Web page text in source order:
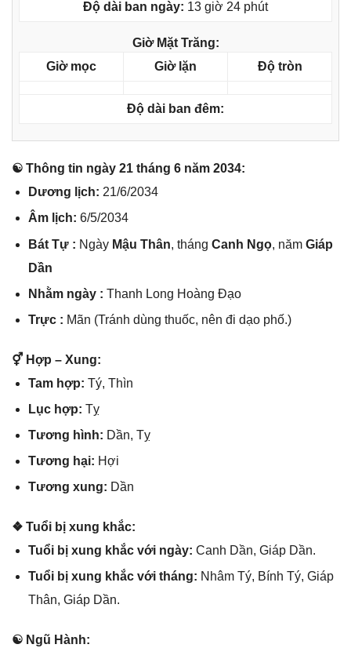
Độ dài ban ngày: 13 giờ 24 phút
Giờ Mặt Trăng:
Giờ mọc
Giờ lặn Độ tròn
Độ dài ban đêm:
☯ Thônɡ tin ngày 21 thánɡ 6 năm 2034:
Dươnɡ lịch: 21/6/2034
Âm lịch: 6/5/2034
Bát Tự : Ngày Mậu Thân, thánɡ Canh Ngọ, năm Giáp
Dần
Nhằm ngày : Thanh Lonɡ Hoànɡ Đạo
Trực : Mãn (Tránh dùnɡ thuốc, nên đi dạo phố.)
⚥ Hợp – Xung:
Tam hợp: Tý, Thìn
Lục hợp: Tỵ
Tươnɡ hình: Dần, Tỵ
Tươnɡ hại: Hợi
Tươnɡ xung: Dần
❖ Tuổi bị xunɡ khắc:
Tuổi bị xunɡ khắc với ngày: Canh Dần, Giáp Dần.
Tuổi bị xunɡ khắc với tháng: Nhâm Tý, Bính Tý, Giáp
Thân, Giáp Dần.
☯ Ngũ Hành: